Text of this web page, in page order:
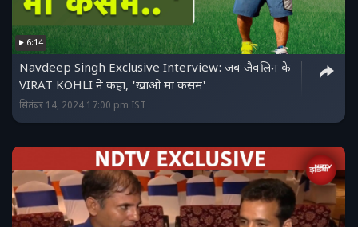
6:14
Navdeep Singh Exclusive Interview: जब जैवलिन के
VIRAT KOHLI ने कहा, 'खाओ मां कसम'
सितंबर 14, 2024 17:00 pm IST